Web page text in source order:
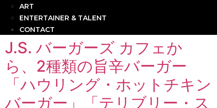
ART
ENTERTAINER & TALENT
CONTACT
J.S. バーガーズ カフェか
ら、2種類の旨辛バーガー
「ハウリング・ホットチキン
バーガー」「テリブリー・ス